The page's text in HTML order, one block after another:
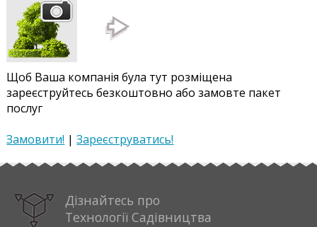
Щоб Ваша компанія була тут розміщена
зареєструйтесь безкоштовно або замовте пакет
послуг
Замовити! |Зареєструватись!
Дізнайтесь про
Технології Садівництва